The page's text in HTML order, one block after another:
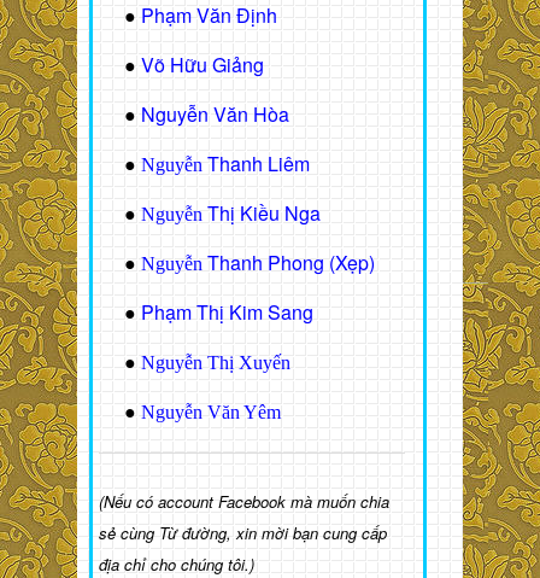
● Phạm Văn Định
● Võ Hữu Giảng
● Nguyễn Văn Hòa
● Nguyễn Thanh Liêm
● Nguyễn Thị Kiều Nga
● Nguyễn Thanh Phong (Xẹp)
● Phạm Thị Kim Sang
● Nguyễn Thị Xuyến
● Nguyễn Văn Yêm
(Nếu có account Facebook mà muốn chia
sẻ cùng Từ đường, xin mời bạn cung cấp
địa chỉ cho chúng tôi.)